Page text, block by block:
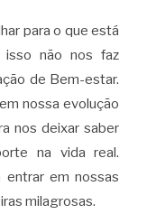
para o que está
isso não nos faz
de Bem-estar.
nossa evolução
nos deixar saber
na vida real.
entrar em nossas
milagrosas.